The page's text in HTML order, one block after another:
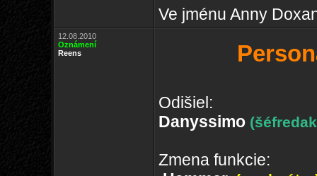
Ve jménu Anny
12.08.2010
Oznámení
Reens
Odišiel:
Danyssimo
Zmena funkcie: